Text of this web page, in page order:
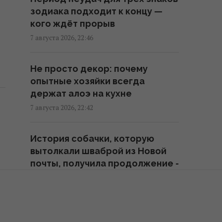
В печально известных Boeing-
737 нашли еще одну проблему
22:31 пятница, 07 августа 2026
Россия наконец-то возвращает
свой ядерный крейсер за $5
млрд, но есть проблема
22:12 пятница, 07 августа 2026
зодиака подходит к концу —
кого ждёт прорыв
7 августа 2026, 22:46
Не просто декор: почему
опытные хозяйки всегда
держат алоэ на кухне
7 августа 2026, 22:42
История собачки, которую
вытолкали шваброй из Новой
почты, получила продолжение -